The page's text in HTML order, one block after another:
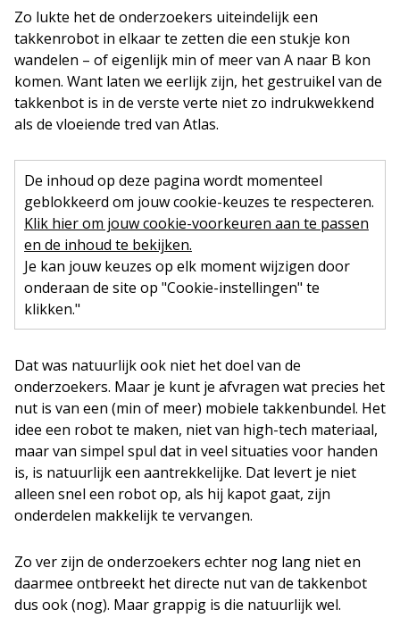
Zo lukte het de onderzoekers uiteindelijk een
takkenrobot in elkaar te zetten die een stukje kon
wandelen – of eigenlijk min of meer van A naar B kon
komen. Want laten we eerlijk zijn, het gestruikel van de
takkenbot is in de verste verte niet zo indrukwekkend
als de vloeiende tred van Atlas.
De inhoud op deze pagina wordt momenteel
geblokkeerd om jouw cookie-keuzes te respecteren.
Klik hier om jouw cookie-voorkeuren aan te passen
en de inhoud te bekijken.
Je kan jouw keuzes op elk moment wijzigen door
onderaan de site op "Cookie-instellingen" te
klikken."
Dat was natuurlijk ook niet het doel van de
onderzoekers. Maar je kunt je afvragen wat precies het
nut is van een (min of meer) mobiele takkenbundel. Het
idee een robot te maken, niet van high-tech materiaal,
maar van simpel spul dat in veel situaties voor handen
is, is natuurlijk een aantrekkelijke. Dat levert je niet
alleen snel een robot op, als hij kapot gaat, zijn
onderdelen makkelijk te vervangen.
Zo ver zijn de onderzoekers echter nog lang niet en
daarmee ontbreekt het directe nut van de takkenbot
dus ook (nog). Maar grappig is die natuurlijk wel.